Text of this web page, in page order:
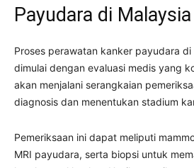
Payudara di Malaysia
Proses perawatan kanker payudara di
dimulai dengan evaluasi medis yang
akan menjalani serangkaian
diagnosis dan menentukan stadium
Pemeriksaan ini dapat meliputi
MRI payudara, serta biopsi untuk